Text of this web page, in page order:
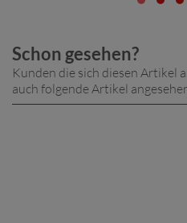
Schon gesehen?
Kunden die sich diesen Artikel
auch folgende Artikel